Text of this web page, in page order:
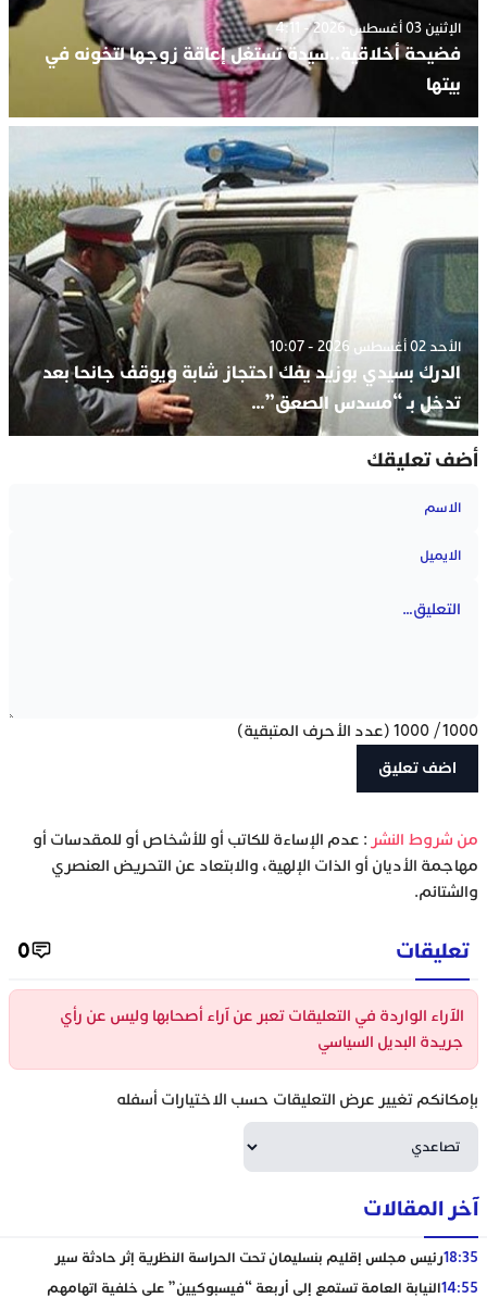
الإثنين 03 أغسطس 2026 - 4:11
فضيحة أخلاقية..سيدة تستغل إعاقة زوجها لتخونه في
بيتها
الأحد 02 أغسطس 2026 - 10:07
الدرك بسيدي بوزيد يفك احتجاز شابة ويوقف جانحا بعد
تدخل بـ “مسدس الصعق”…
أضف تعليقك
1000
/
1000 (عدد الأحرف المتبقية)
‫من شروط النشر : عدم الإساءة للكاتب أو للأشخاص أو للمقدسات أو
مهاجمة الأديان أو الذات الإلهية، والابتعاد عن التحريض العنصري
والشتائم.
تعليقات 0
الآراء الواردة في التعليقات تعبر عن آراء أصحابها وليس عن رأي
جريدة البديل السياسي
بإمكانكم تغيير عرض التعليقات حسب الاختيارات أسفله
آخر المقالات
18:35رئيس مجلس إقليم بنسليمان تحت الحراسة النظرية إثر حادثة سير
14:55النيابة العامة تستمع إلى أربعة “فيسبوكيين” على خلفية اتهامهم